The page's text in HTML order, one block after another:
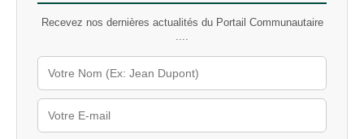
t
-
l
é
u
r
l
Recevez nos dernières actualités du Portail Communautaire
....